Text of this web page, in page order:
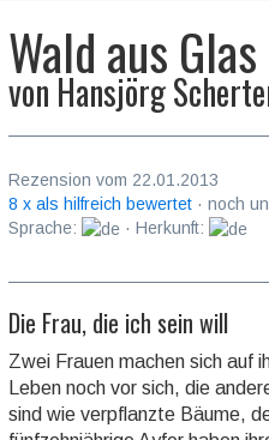
Wald aus Glas
von Hansjörg
Rezension vom 22.01.2013
8 x als hilfreich bewertet · noch
Sprache:
· Herkunft:
Die Frau, die ich sein will
Zwei Frauen machen sich auf
Leben noch vor sich, die
sind wie verpflanzte Bäume,